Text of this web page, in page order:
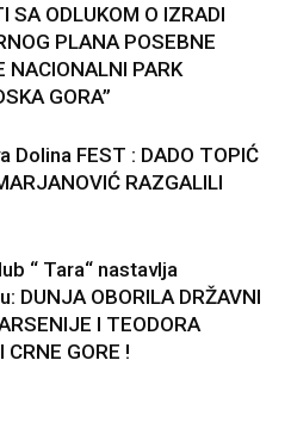
SA ODLUKOM O IZRADI
PLANA POSEBNE
NACIONALNI PARK
GORA”
Dolina FEST : DADO TOPIĆ
RAZGALILI
“ Tara“ nastavlja
DUNJA OBORILA DRŽAVNI
I TEODORA
CRNE GORE !